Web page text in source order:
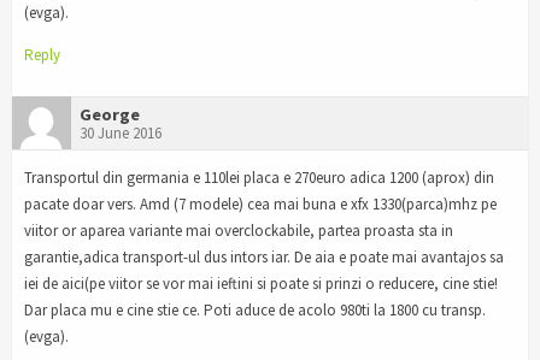
(evga).
Reply
George
30 June 2016
Transportul din germania e 110lei placa e 270euro adica 1200 (aprox) din
pacate doar vers. Amd (7 modele) cea mai buna e xfx 1330(parca)mhz pe
viitor or aparea variante mai overclockabile, partea proasta sta in
garantie,adica transport-ul dus intors iar. De aia e poate mai avantajos sa
iei de aici(pe viitor se vor mai ieftini si poate si prinzi o reducere, cine stie!
Dar placa mu e cine stie ce. Poti aduce de acolo 980ti la 1800 cu transp.
(evga).